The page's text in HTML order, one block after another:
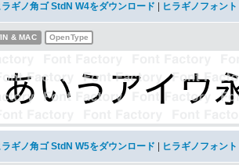
ラギノ角ゴ StdN W4をダウンロード ヒラギノフォント
& MAC OpenType
ラギノ角ゴ StdN W5をダウンロード ヒラギノフォント